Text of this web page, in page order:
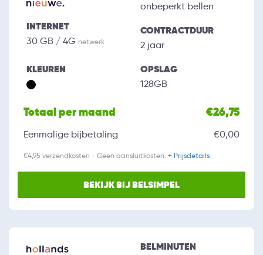
INTERNET
30 GB / 4G netwerk
onbeperkt bellen
CONTRACTDUUR
2 jaar
KLEUREN OPSLAG
128GB
Totaal per maand €26,75
Eenmalige bijbetaling €0,00
€4,95 verzendkosten - Geen aansluitkosten. + Prijsdetails
BEKIJK BIJ BELSIMPEL
BELMINUTEN